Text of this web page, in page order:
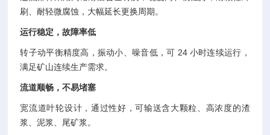
刷、耐轻微腐蚀，大幅延长更换周期。
运行稳定，故障率低
转子动平衡精度高，振动小、噪音低，可 24 小时连续运行，
满足矿山连续生产需求。
流道顺畅，不易堵塞
宽流道叶轮设计，通过性好，可输送含大颗粒、高浓度的渣
浆、泥浆、尾矿浆。